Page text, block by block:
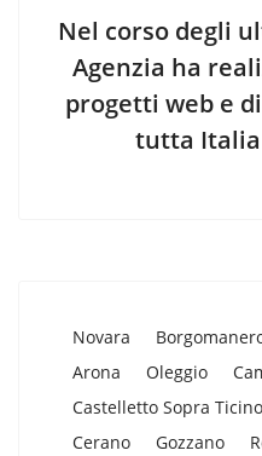
Nel corso degli
Agenzia ha
progetti web e
tutta Italia
Novara
Arona
Oleggio
Castelletto Sopra Ticino
Cerano
Gozzano